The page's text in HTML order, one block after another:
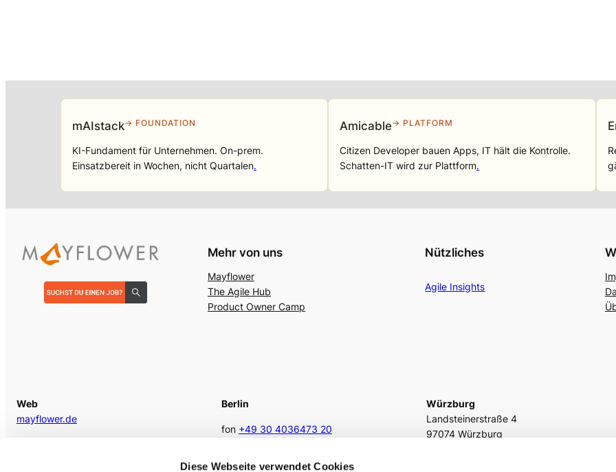
Diese Webseite verwendet Cookies
mAIstack→ FOUNDATION
KI-Fundament für Unternehmen. On-prem.
Einsatzbereit in Wochen, nicht Quartalen.
Amicable→ PLATFORM
Citizen Developer bauen Apps, IT hält die Kontrolle.
Schatten-IT wird zur Plattform.
Mehr von uns
Mayflower
The Agile Hub
Product Owner Camp
Nützliches
Agile Insights
Web
mayflower.de
Berlin
fon +49 30 4036473 20
Würzburg
Landsteinerstraße 4
97074 Würzburg